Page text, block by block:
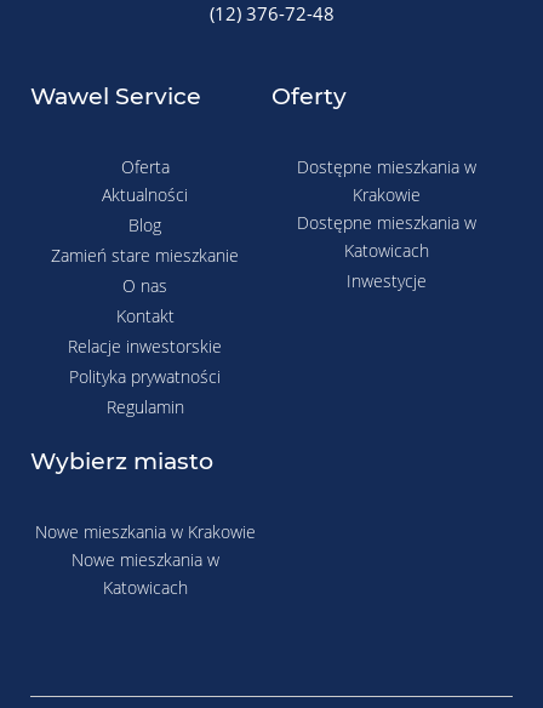
(12) 376-72-48
Wawel Service
Oferta
Aktualności
Blog
Zamień stare mieszkanie
O nas
Kontakt
Relacje inwestorskie
Polityka prywatności
Regulamin
Oferty
Dostępne mieszkania w
Krakowie
Dostępne mieszkania w
Katowicach
Inwestycje
Wybierz miasto
Nowe mieszkania w Krakowie
Nowe mieszkania w
Katowicach